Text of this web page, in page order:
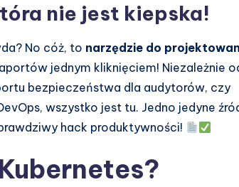
nie jest kiepska!
No cóż, to narzędzie do
jednym kliknięciem! Niezależnie
bezpieczeństwa dla audytorów, czy
wszystko jest tu. Jedno jedyne
hack produktywności!